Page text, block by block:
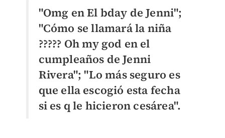
"Omg en El bday de Jenni";
"Cómo se llamará la niña
????? Oh my god en el
cumpleaños de Jenni
Rivera"; "Lo más seguro es
que ella escogió esta fecha
si es q le hicieron cesárea".